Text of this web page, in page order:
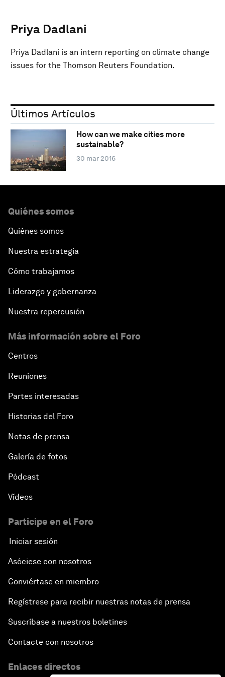
Priya Dadlani
Priya Dadlani is an intern reporting on climate change
issues for the Thomson Reuters Foundation.
Últimos Artículos
How can we make cities more
sustainable?
30 mar 2016
Quiénes somos
Quiénes somos
Nuestra estrategia
Cómo trabajamos
Liderazgo y gobernanza
Nuestra repercusión
Más información sobre el Foro
Centros
Reuniones
Partes interesadas
Historias del Foro
Notas de prensa
Galería de fotos
Pódcast
Vídeos
Participe en el Foro
Iniciar sesión
Asóciese con nosotros
Conviértase en miembro
Regístrese para recibir nuestras notas de prensa
Suscríbase a nuestros boletines
Contacte con nosotros
Enlaces directos